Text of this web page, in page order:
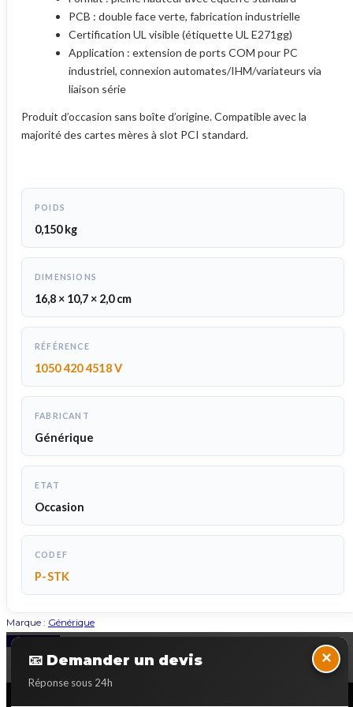
PCB : double face verte, fabrication industrielle
Certification UL visible (étiquette UL E271gg)
Application : extension de ports COM pour PC
industriel, connexion automates/IHM/variateurs via
liaison série
Produit d’occasion sans boîte d’origine. Compatible avec la
majorité des cartes mères à slot PCI standard.
POIDS
0,150 kg
DIMENSIONS
16,8 × 10,7 × 2,0 cm
RÉFÉRENCE
1050 420 4518 V
FABRICANT
Générique
ETAT
Occasion
CODEF
P-STK
Marque : Générique
📧 Demander un devis
Réponse sous 24h
×
Back to Top